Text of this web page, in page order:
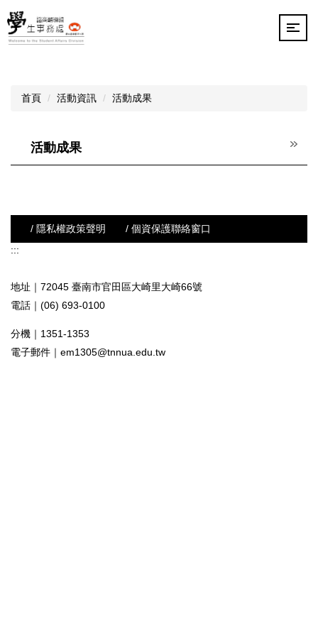
跳
到
主
首頁 活動資訊 活動成果
活動成果
/ 隱私權政策聲明
/ 個資保護聯絡窗口
:::
地址｜72045 臺南市官田區大崎里大崎66號
電話｜(06) 693-0100
分機｜1351-1353
電子郵件｜ em1305@tnnua.edu.tw